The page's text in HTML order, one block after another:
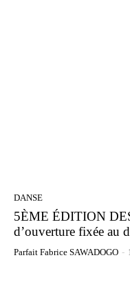
DANSE
5ÈME ÉDITION
d’ouverture fixée au
Parfait Fabrice SAWADOGO -